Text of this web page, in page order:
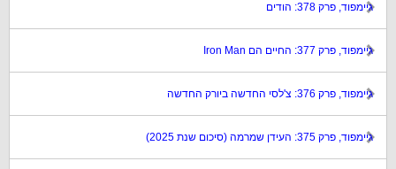
גיימפוד, פרק 378: הודים
גיימפוד, פרק 377: החיים הם Iron Man
גיימפוד, פרק 376: צ'לסי החדשה ביורק החדשה
גיימפוד, פרק 375: העידן שמרמה (סיכום שנת 2025)